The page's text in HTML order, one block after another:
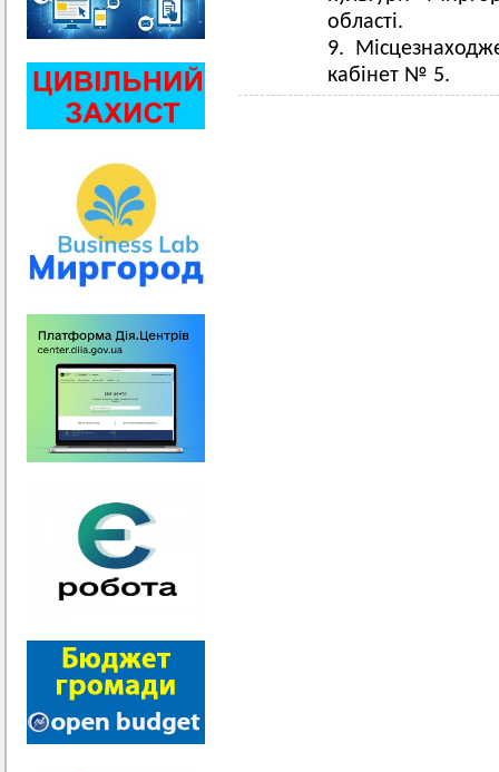
області.
кабінет № 5.